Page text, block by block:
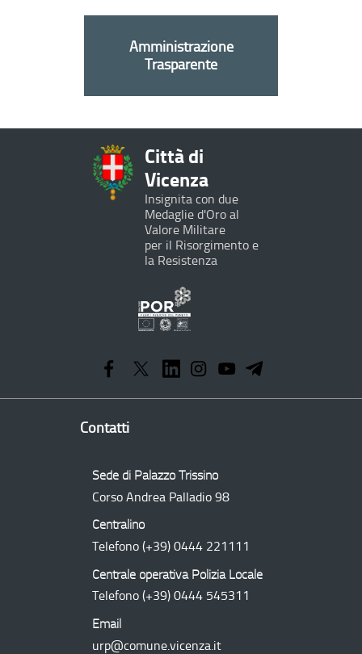
Amministrazione
Trasparente
Città di
Vicenza
Insignita con due
Medaglie d'Oro al
Valore Militare
per il Risorgimento e
la Resistenza
Operativo
Regionale
Contatti
Sede di Palazzo Trissino
Corso Andrea Palladio 98
Centralino
Telefono (+39) 0444 221111
Centrale operativa Polizia Locale
Telefono (+39) 0444 545311
Email
urp@comune.vicenza.it